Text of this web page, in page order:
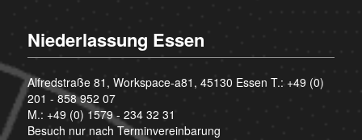
Niederlassung Essen
Alfredstraße 81, Workspace-a81, 45130 Essen T.: +49 (0)
201 - 858 952 07
M.: +49 (0) 1579 - 234 32 31
Besuch nur nach Terminvereinbarung